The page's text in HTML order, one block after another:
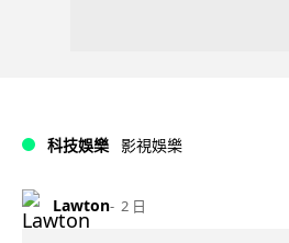
科技娛樂 影視娛樂
Lawton 2 日